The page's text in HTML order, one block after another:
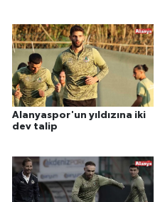
Alanyaspor'un yıldızına iki
dev talip